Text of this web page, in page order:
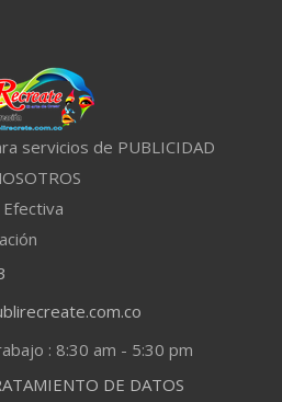
servicios de PUBLICIDAD
: 8:30 am - 5:30 pm
DE DATOS